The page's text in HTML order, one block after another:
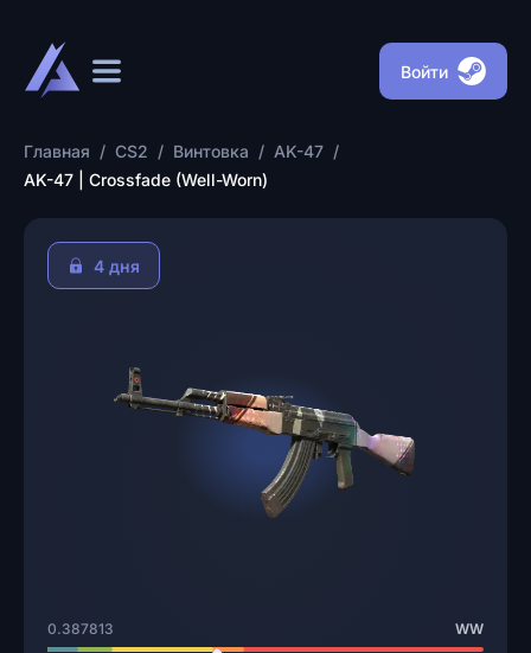
Войти
Главная / CS2 / Винтовка / AK-47 /
AK-47 | Crossfade (Well-Worn)
4 дня
0.387813 WW